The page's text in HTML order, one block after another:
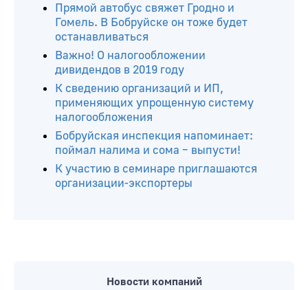
Прямой автобус свяжет Гродно и
Гомель. В Бобруйске он тоже будет
останавливаться
Важно! О налогообложении
дивидендов в 2019 году
К сведению организаций и ИП,
применяющих упрощенную систему
налогообложения
Бобруйская инспекция напоминает:
поймал налима и сома – выпусти!
К участию в семинаре приглашаются
организации-экспортеры
Новости компаний